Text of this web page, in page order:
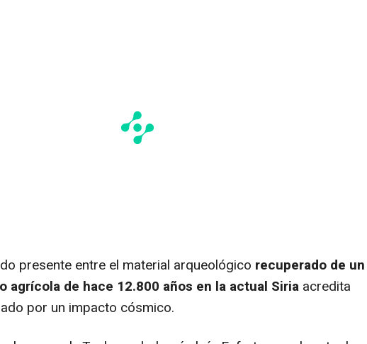
presente entre el material arqueológico recuperado de un
agrícola de hace 12.800 años en la actual Siria acredita
por un impacto cósmico.